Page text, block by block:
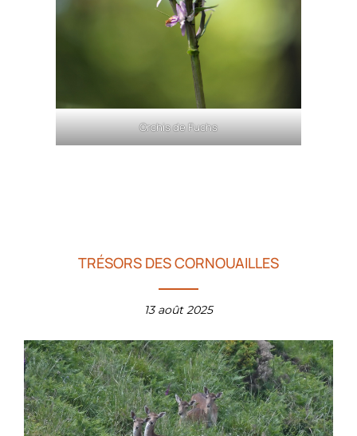
Orchis de Fuchs
TRÉSORS DES CORNOUAILLES
13 août 2025